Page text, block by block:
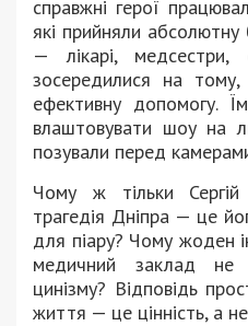
справжні герої
які прийняли
— лікарі,
зосередилися на
ефективну допомогу.
влаштовувати шоу на
позували перед
Чому ж тільки
трагедія Дніпра — це
для піару? Чому жоден
медичний заклад не
цинізму? Відповідь
життя — це цінність, а